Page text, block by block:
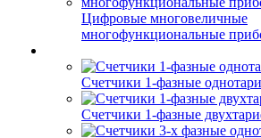
Цифровые многовеличные
многофункциональные
Счетчики 1-фазные
Счетчики 1-фазные